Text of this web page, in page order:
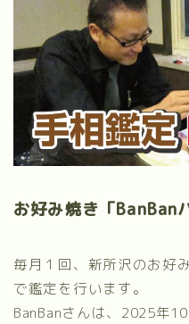
お好み焼き「BanBan
毎月１回、新所沢のお好
で鑑定を行います。
BanBanさんは、2025年